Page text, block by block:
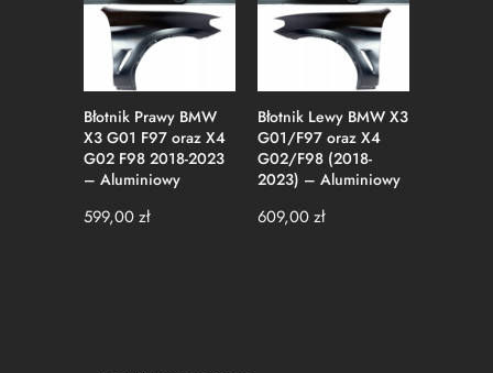
Błotnik Prawy BMW
X3 G01 F97 oraz X4
G02 F98 2018-2023
– Aluminiowy
599,00zł
Błotnik Lewy BMW X3
G01/F97 oraz X4
G02/F98 (2018-
2023) – Aluminiowy
609,00zł